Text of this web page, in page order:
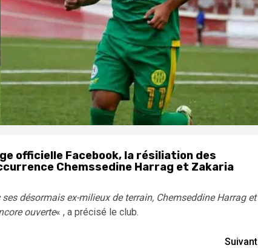
officielle Facebook, la résiliation des
Chemssedine Harrag et Zakaria
désormais ex-milieux de terrain, Chemseddine Harrag et
ouverte« , a précisé le club.
Suivant